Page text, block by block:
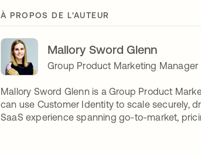
À PROPOS DE L’AUTEUR
Mallory Sword Glenn
Group Product Marketing Manager
Mallory Sword Glenn is a Group Product
can use Customer Identity to scale securely,
SaaS experience spanning go-to-market,